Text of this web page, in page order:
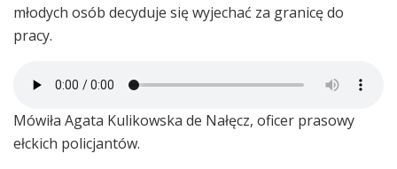
młodych osób decyduje się wyjechać za granicę do
pracy.
Mówiła Agata Kulikowska de Nałęcz, oficer prasowy
ełckich policjantów.